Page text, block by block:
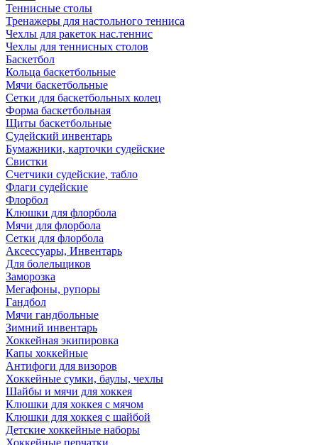
Теннисные столы
Тренажеры для настольного тенниса
Чехлы для ракеток нас.теннис
Чехлы для теннисных столов
Баскетбол
Кольца баскетбольные
Мячи баскетбольные
Сетки для баскетбольных колец
Форма баскетбольная
Щиты баскетбольные
Судейский инвентарь
Бумажники, карточки судейские
Свистки
Счетчики судейские, табло
Флаги судейские
Флорбол
Клюшки для флорбола
Мячи для флорбола
Сетки для флорбола
Аксессуары, Инвентарь
Для болельщиков
Заморозка
Мегафоны, рупоры
Гандбол
Мячи гандбольные
Зимний инвентарь
Хоккейная экипировка
Капы хоккейные
Антифоги для визоров
Хоккейные сумки, баулы, чехлы
Шайбы и мячи для хоккея
Клюшки для хоккея с мячом
Клюшки для хоккея с шайбой
Детские хоккейные наборы
Хоккейные перчатки